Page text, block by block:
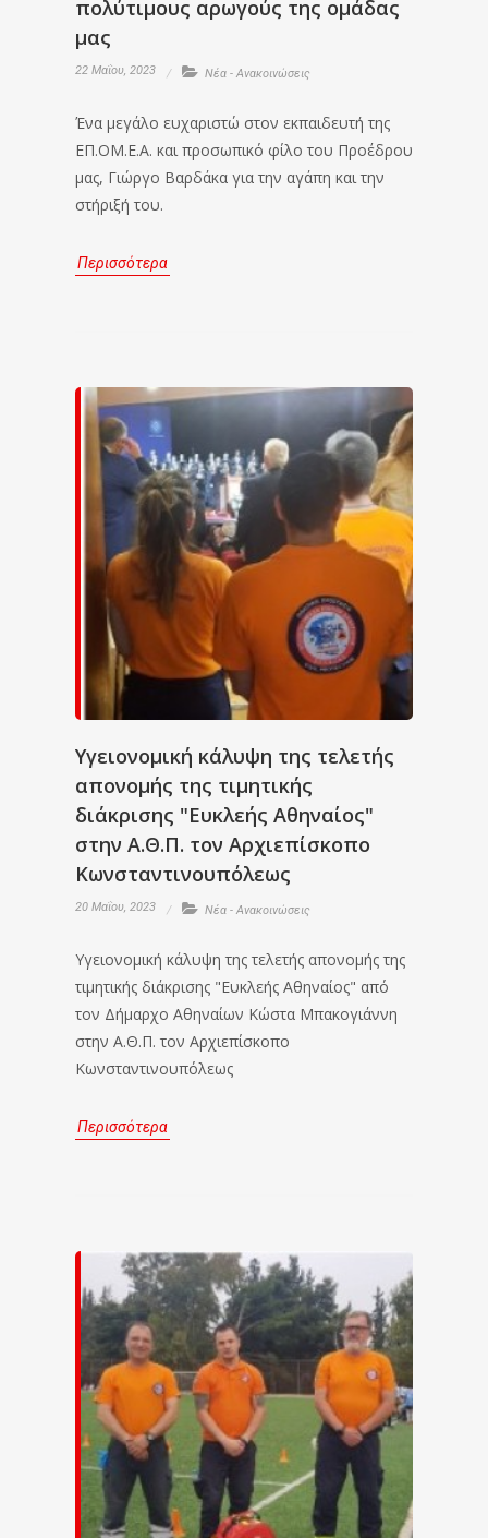
πολύτιμους αρωγούς της ομάδας
μας
22 Μαΐου, 2023 Νέα - Ανακοινώσεις
Ένα μεγάλο ευχαριστώ στον εκπαιδευτή της
ΕΠ.ΟΜ.Ε.Α. και προσωπικό φίλο του Προέδρου
μας, Γιώργο Βαρδάκα για την αγάπη και την
στήριξή του.
Περισσότερα
Υγειονομική κάλυψη της τελετής
απονομής της τιμητικής
διάκρισης "Ευκλεής Αθηναίος"
στην Α.Θ.Π. τον Αρχιεπίσκοπο
Κωνσταντινουπόλεως
20 Μαΐου, 2023 Νέα - Ανακοινώσεις
Υγειονομική κάλυψη της τελετής απονομής της
τιμητικής διάκρισης "Ευκλεής Αθηναίος" από
τον Δήμαρχο Αθηναίων Κώστα Μπακογιάννη
στην Α.Θ.Π. τον Αρχιεπίσκοπο
Κωνσταντινουπόλεως
Περισσότερα